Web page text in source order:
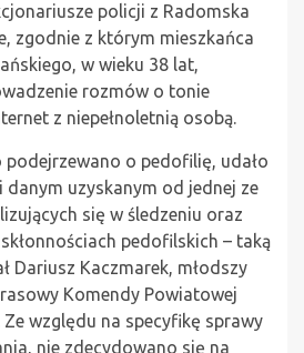
policji z Radomska
zgodnie z którym mieszkańca
w wieku 38 lat,
rozmów o tonie
z niepełnoletnią osobą.
podejrzewano o pedofilię, udało
danym uzyskanym od jednej ze
się w śledzeniu oraz
pedofilskich – taką
Dariusz Kaczmarek, młodszy
Komendy Powiatowej
względu na specyfikę sprawy
nie zdecydowano się na